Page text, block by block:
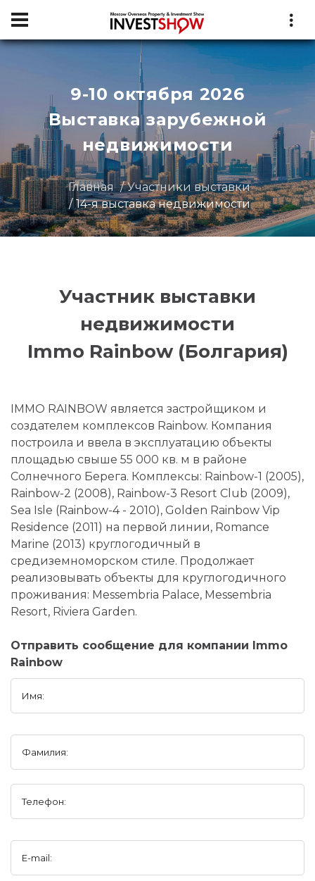
9-10 октября 2026
Выставка зарубежной
недвижимости
Главная
Участники выставки
14-я выставка недвижимости
Участник выставки
недвижимости
Immo Rainbow (Болгария)
IMMO RAINBOW является застройщиком и
создателем комплексов Rainbow. Компания
построила и ввела в эксплуатацию объекты
площадью свыше 55 000 кв. м в районе
Солнечного Берега. Комплексы: Rainbow-1 (2005),
Rainbow-2 (2008), Rainbow-3 Resort Club (2009),
Sea Isle (Rainbow-4 - 2010), Golden Rainbow Vip
Residence (2011) на первой линии, Romance
Marine (2013) круглогодичный в
средиземноморском стиле. Продолжает
реализовывать объекты для круглогодичного
проживания: Messembria Palace, Messembria
Resort, Riviera Garden.
Отправить сообщение для компании Immo
Rainbow
Имя:
Фамилия:
Телефон:
E-mail: